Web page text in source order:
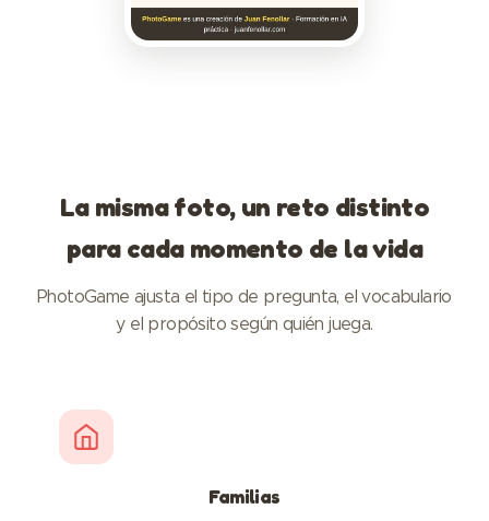
La misma foto, un reto distinto
para cada momento de la vida
PhotoGame ajusta el tipo de pregunta, el vocabulario
y el propósito según quién juega.
Familias